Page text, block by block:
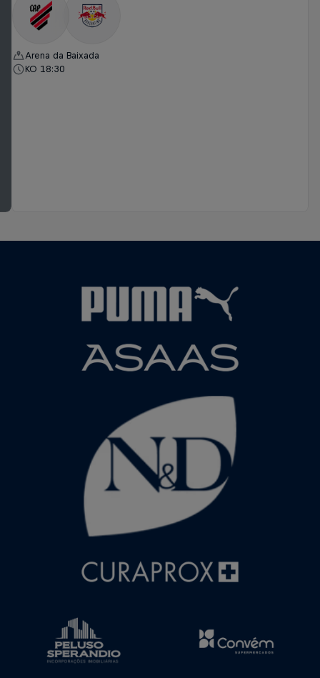
Arena da Baixada
KO 18:30